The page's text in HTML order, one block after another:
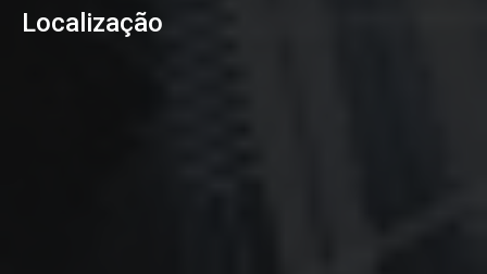
Localização